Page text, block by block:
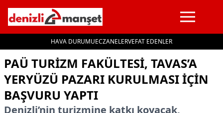
HAVA DURUMUECZANELERVEFAT EDENLER
İçeriğe geç
PAÜ TURIZM FAKÜLTESI, TAVAS’A
YERYÜZÜ PAZARI KURULMASI IÇIN
BAŞVURU YAPTI
Denizli’nin turizmine katkı koyacak,